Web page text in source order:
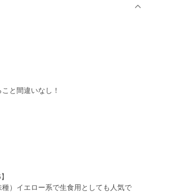
と間違いなし！
）イエロー系で生食用としても人気で